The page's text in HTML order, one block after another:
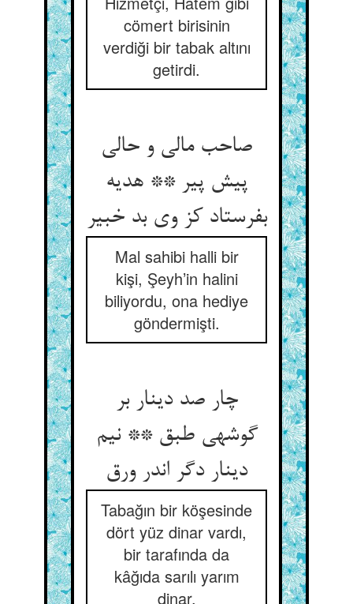
cömert birisinin
verdiği bir tabak altını
getirdi.
صاحب مالی و حالی
پیش پیر ** هدیه
بفرستاد کز وی بد خبیر
Mal sahibi halli bir
kişi, Şeyh’in halini
biliyordu, ona hediye
göndermişti.
چار صد دینار بر
گوشه‏ی طبق ** نیم
دینار دگر اندر ورق‏
Tabağın bir köşesinde
dört yüz dinar vardı,
bir tarafında da
kâğıda sarılı yarım
dinar.